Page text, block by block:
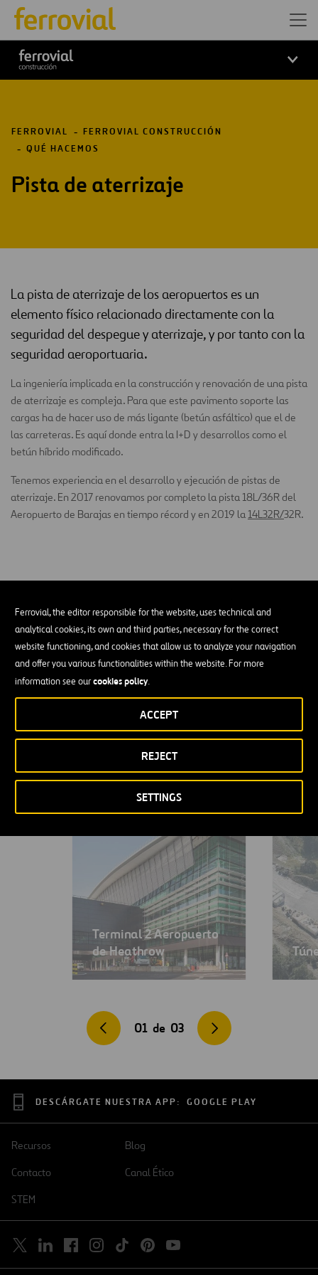
Ferrovial, the editor responsible for the website, uses technical and
analytical cookies, its own and third parties, necessary for the correct
website functioning, and cookies that allow us to analyze your navigation
and offer you various functionalities within the website. For more
information see ourcookies policy.
SETTINGS
REJECT
ACCEPT
Logo Ferrovial Construcción
FERROVIAL
FERROVIAL CONSTRUCCIÓN
QUÉ HACEMOS
Pista de aterrizaje
La pista de aterrizaje de los aeropuertos es un
elemento físico relacionado directamente con la
seguridad del despegue y aterrizaje, y por tanto con la
seguridad aeroportuaria.
La ingeniería implicada en la construcción y renovación de una pista
de aterrizaje es compleja. Para que este pavimento soporte las
cargas ha de hacer uso de más ligante (betún asfáltico) que el de
las carreteras. Es aquí donde entra la I+D y desarrollos como el
betún híbrido modificado.
Tenemos experiencia en el desarrollo y ejecución de pistas de
aterrizaje. En 2017 renovamos por completo la pista 18L/36R del
Aeropuerto de Barajas en tiempo récord y en 2019 la 14L32R/32R.
Pista de aterrizaje
VER TODO
Terminal 2 Aeropuerto
de Heathrow
01 de 03
DESCÁRGATE NUESTRA APP: GOOGLE PLAY
Recursos
Blog
Contacto
Canal Ético
STEM